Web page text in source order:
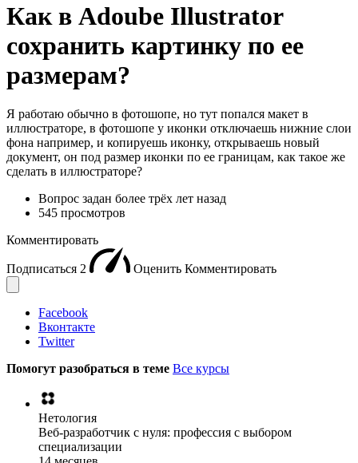
Как в Adoube Illustrator
сохранить картинку по ее
размерам?
Я работаю обычно в фотошопе, но тут попался макет в
иллюстраторе, в фотошопе у иконки отключаешь нижние слои
фона например, и копируешь иконку, открываешь новый
документ, он под размер иконки по ее границам, как такое же
сделать в иллюстраторе?
Вопрос задан более трёх лет назад
545 просмотров
Комментировать
Подписаться 2 Оценить Комментировать
Facebook
Вконтакте
Twitter
Помогут разобраться в теме Все курсы
Нетология
Веб-разработчик с нуля: профессия с выбором
специализации